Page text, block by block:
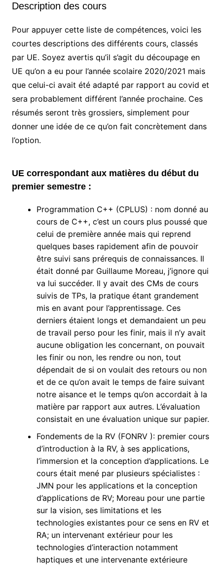
Description des cours
Pour appuyer cette liste de compétences, voici les
courtes descriptions des différents cours, classés
par UE. Soyez avertis qu’il s’agit du découpage en
UE qu’on a eu pour l’année scolaire 2020/2021 mais
que celui-ci avait été adapté par rapport au covid et
sera probablement différent l’année prochaine. Ces
résumés seront très grossiers, simplement pour
donner une idée de ce qu’on fait concrètement dans
l’option.
UE correspondant aux matières du début du
premier semestre :
Programmation C++ (CPLUS) : nom donné au
cours de C++, c’est un cours plus poussé que
celui de première année mais qui reprend
quelques bases rapidement afin de pouvoir
être suivi sans prérequis de connaissances. Il
était donné par Guillaume Moreau, j’ignore qui
va lui succéder. Il y avait des CMs de cours
suivis de TPs, la pratique étant grandement
mis en avant pour l’apprentissage. Ces
derniers étaient longs et demandaient un peu
de travail perso pour les finir, mais il n’y avait
aucune obligation les concernant, on pouvait
les finir ou non, les rendre ou non, tout
dépendait de si on voulait des retours ou non
et de ce qu’on avait le temps de faire suivant
notre aisance et le temps qu’on accordait à la
matière par rapport aux autres. L’évaluation
consistait en une évaluation unique sur papier.
Fondements de la RV (FONRV ): premier cours
d’introduction à la RV, à ses applications,
l’immersion et la conception d’applications. Le
cours était mené par plusieurs spécialistes :
JMN pour les applications et la conception
d’applications de RV; Moreau pour une partie
sur la vision, ses limitations et les
technologies existantes pour ce sens en RV et
RA; un intervenant extérieur pour les
technologies d’interaction notamment
haptiques et une intervenante extérieure